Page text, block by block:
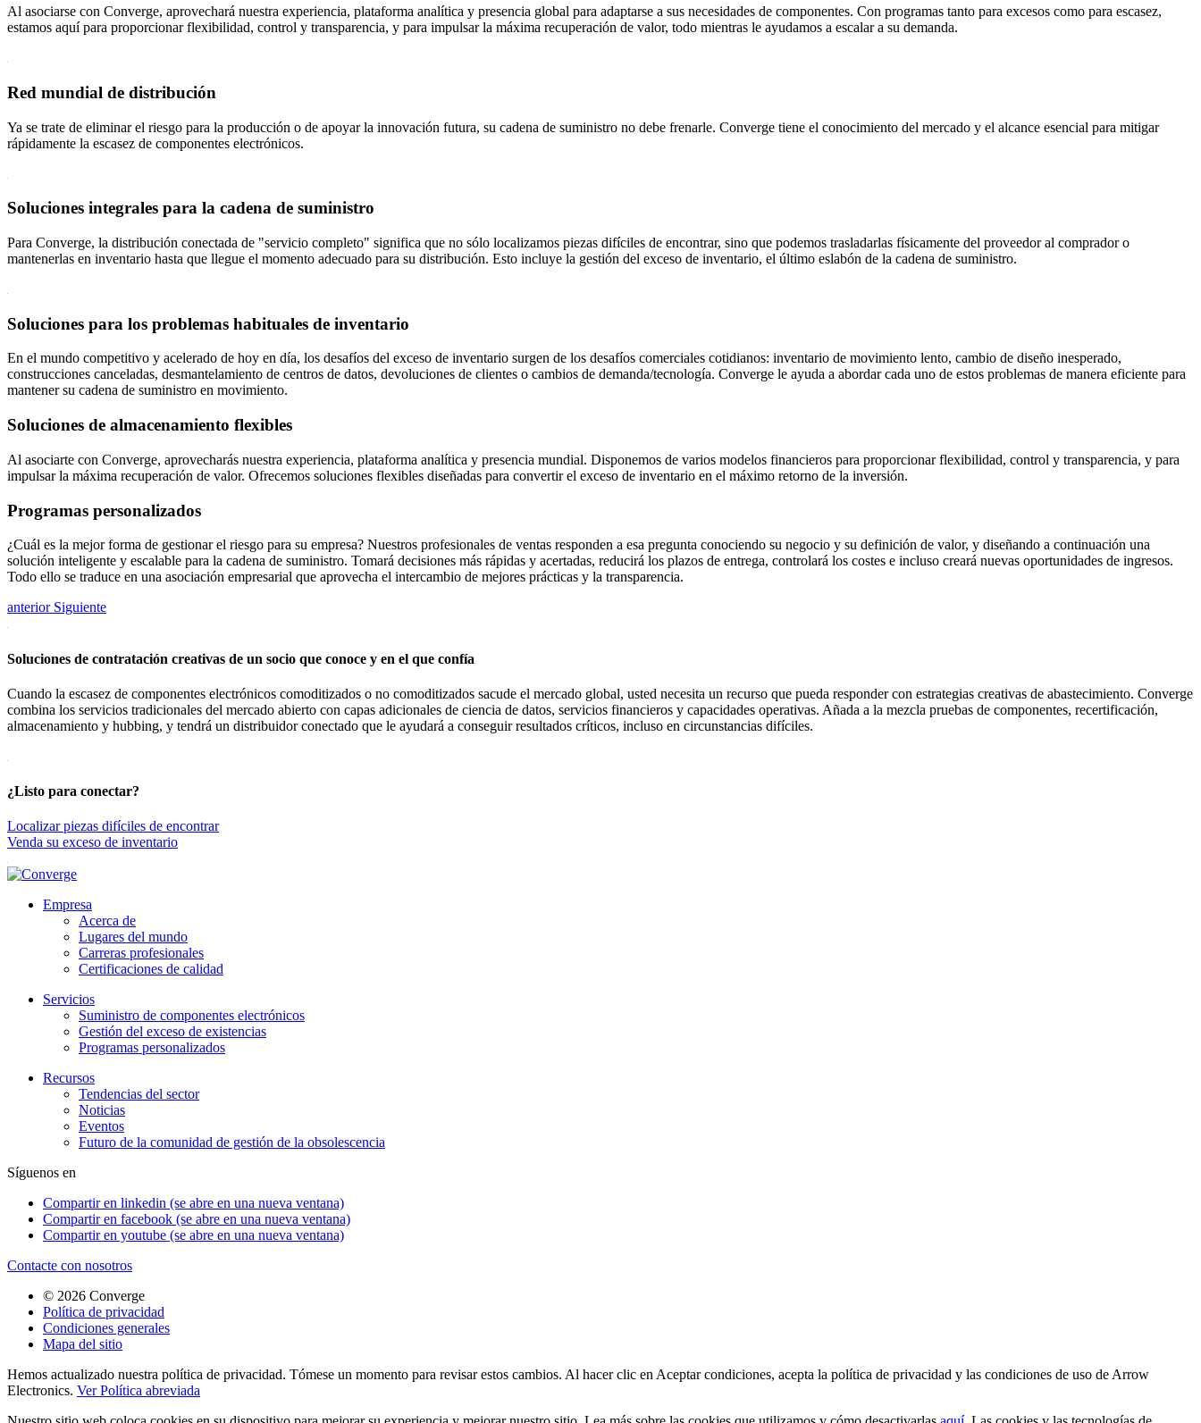
Al asociarse con Converge, aprovechará nuestra experiencia, plataforma analítica y presencia global para adaptarse a sus necesidades de componentes. Con programas tanto para excesos como para escasez,
estamos aquí para proporcionar flexibilidad, control y transparencia, y para impulsar la máxima recuperación de valor, todo mientras le ayudamos a escalar a su demanda.
Red mundial de distribución
Ya se trate de eliminar el riesgo para la producción o de apoyar la innovación futura, su cadena de suministro no debe frenarle. Converge tiene el conocimiento del mercado y el alcance esencial para mitigar
rápidamente la escasez de componentes electrónicos.
Soluciones integrales para la cadena de suministro
Para Converge, la distribución conectada de "servicio completo" significa que no sólo localizamos piezas difíciles de encontrar, sino que podemos trasladarlas físicamente del proveedor al comprador o
mantenerlas en inventario hasta que llegue el momento adecuado para su distribución. Esto incluye la gestión del exceso de inventario, el último eslabón de la cadena de suministro.
Soluciones para los problemas habituales de inventario
En el mundo competitivo y acelerado de hoy en día, los desafíos del exceso de inventario surgen de los desafíos comerciales cotidianos: inventario de movimiento lento, cambio de diseño inesperado,
construcciones canceladas, desmantelamiento de centros de datos, devoluciones de clientes o cambios de demanda/tecnología. Converge le ayuda a abordar cada uno de estos problemas de manera eficiente para
mantener su cadena de suministro en movimiento.
Soluciones de almacenamiento flexibles
Al asociarte con Converge, aprovecharás nuestra experiencia, plataforma analítica y presencia mundial. Disponemos de varios modelos financieros para proporcionar flexibilidad, control y transparencia, y para
impulsar la máxima recuperación de valor. Ofrecemos soluciones flexibles diseñadas para convertir el exceso de inventario en el máximo retorno de la inversión.
Programas personalizados
¿Cuál es la mejor forma de gestionar el riesgo para su empresa? Nuestros profesionales de ventas responden a esa pregunta conociendo su negocio y su definición de valor, y diseñando a continuación una
solución inteligente y escalable para la cadena de suministro. Tomará decisiones más rápidas y acertadas, reducirá los plazos de entrega, controlará los costes e incluso creará nuevas oportunidades de ingresos.
Todo ello se traduce en una asociación empresarial que aprovecha el intercambio de mejores prácticas y la transparencia.
anterior Siguiente
Soluciones de contratación creativas de un socio que conoce y en el que confía
Cuando la escasez de componentes electrónicos comoditizados o no comoditizados sacude el mercado global, usted necesita un recurso que pueda responder con estrategias creativas de abastecimiento. Converge
combina los servicios tradicionales del mercado abierto con capas adicionales de ciencia de datos, servicios financieros y capacidades operativas. Añada a la mezcla pruebas de componentes, recertificación,
almacenamiento y hubbing, y tendrá un distribuidor conectado que le ayudará a conseguir resultados críticos, incluso en circunstancias difíciles.
¿Listo para conectar?
Localizar piezas difíciles de encontrar
Venda su exceso de inventario
Empresa
Acerca de
Lugares del mundo
Carreras profesionales
Certificaciones de calidad
Servicios
Suministro de componentes electrónicos
Gestión del exceso de existencias
Programas personalizados
Recursos
Tendencias del sector
Noticias
Eventos
Futuro de la comunidad de gestión de la obsolescencia
Síguenos en
Compartir en linkedin (se abre en una nueva ventana)
Compartir en facebook (se abre en una nueva ventana)
Compartir en youtube (se abre en una nueva ventana)
Contacte con nosotros
© 2026 Converge
Política de privacidad
Condiciones generales
Mapa del sitio
Hemos actualizado nuestra política de privacidad. Tómese un momento para revisar estos cambios. Al hacer clic en Aceptar condiciones, acepta la política de privacidad y las condiciones de uso de Arrow
Electronics. Ver Política abreviada